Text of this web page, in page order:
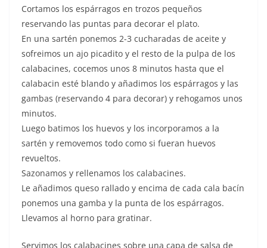
Cortamos los espárragos en trozos pequeños
reservando las puntas para decorar el plato.
En una sartén ponemos 2-3 cucharadas de aceite y
sofreimos un ajo picadito y el resto de la pulpa de los
calabacines, cocemos unos 8 minutos hasta que el
calabacin esté blando y añadimos los espárragos y las
gambas (reservando 4 para decorar) y rehogamos unos
minutos.
Luego batimos los huevos y los incorporamos a la
sartén y removemos todo como si fueran huevos
revueltos.
Sazonamos y rellenamos los calabacines.
Le añadimos queso rallado y encima de cada cala bacín
ponemos una gamba y la punta de los espárragos.
Llevamos al horno para gratinar.
Servimos los calabacines sobre una capa de salsa de